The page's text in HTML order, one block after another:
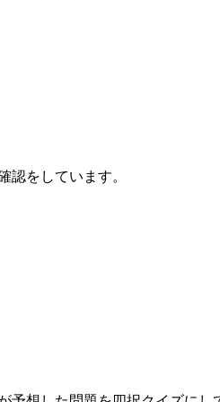
認をしています。